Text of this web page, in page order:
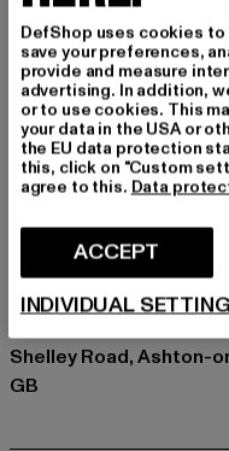
Tilaisuus: Arkivaatteet,
Monipakkaus: 2-pack
Yksityiskohdat:
Leikkaa: Regular
Tuotemerkki: 883Police
Kategoria: T-paidat
Color: weiß, blau
Materiaalin koostumus:
Art.Nr: 0008806-01200
Shelley Road, Ashton-
GB
DefShop uses cookies
save your preferences,
provide and measure
advertising. In addition,
or to use cookies. This
your data in the USA or
the EU data protection
this, click on "Custom
agree to this. Data
ACCEPT
INDIVIDUAL